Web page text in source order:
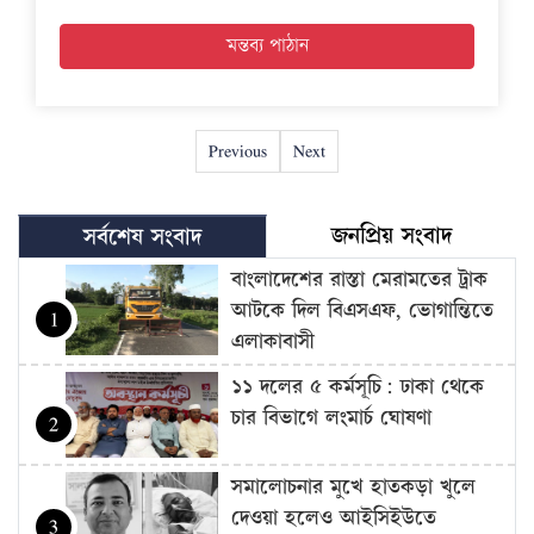
Previous Next
সর্বশেষ সংবাদ জনপ্রিয় সংবাদ
1
বাংলাদেশের রাস্তা মেরামতের ট্রাক
আটকে দিল বিএসএফ, ভোগান্তিতে
এলাকাবাসী
2
১১ দলের ৫ কর্মসূচি: ঢাকা থেকে
চার বিভাগে লংমার্চ ঘোষণা
3
সমালোচনার মুখে হাতকড়া খুলে
দেওয়া হলেও আইসিইউতে